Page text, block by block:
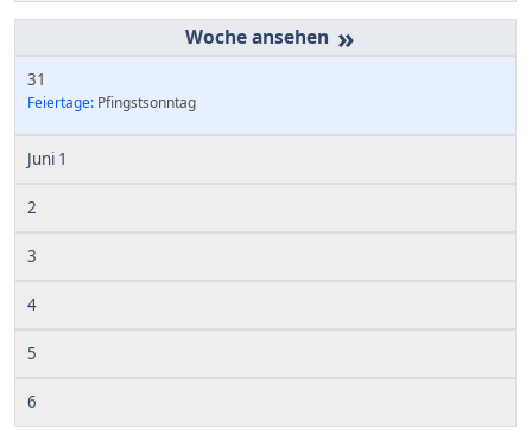
»
31
Feiertage: Pfingstsonntag
Juni 1
2
3
4
5
6